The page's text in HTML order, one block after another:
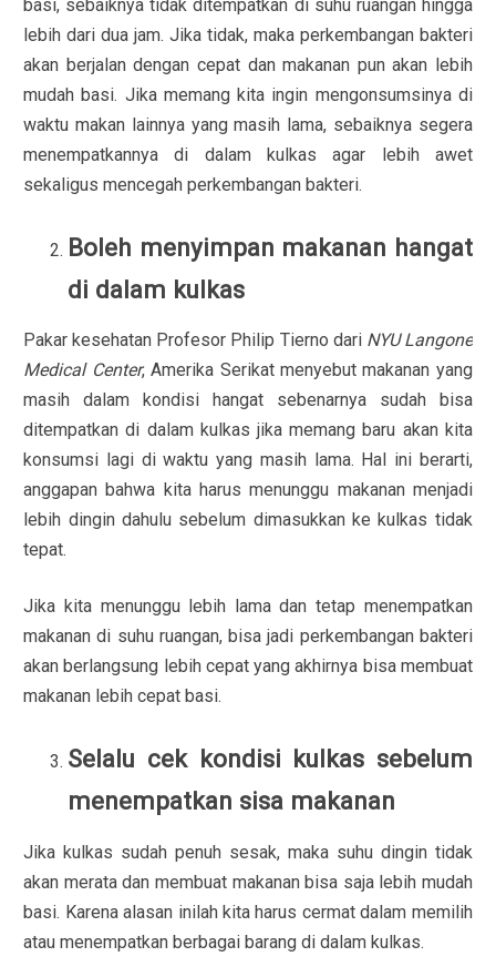
basi, sebaiknya tidak ditempatkan di suhu ruangan hingga
lebih dari dua jam. Jika tidak, maka perkembangan bakteri
akan berjalan dengan cepat dan makanan pun akan lebih
mudah basi. Jika memang kita ingin mengonsumsinya di
waktu makan lainnya yang masih lama, sebaiknya segera
menempatkannya di dalam kulkas agar lebih awet
sekaligus mencegah perkembangan bakteri.
Boleh menyimpan makanan hangat
di dalam kulkas
Pakar kesehatan Profesor Philip Tierno dari NYU Langone
Medical Center, Amerika Serikat menyebut makanan yang
masih dalam kondisi hangat sebenarnya sudah bisa
ditempatkan di dalam kulkas jika memang baru akan kita
konsumsi lagi di waktu yang masih lama. Hal ini berarti,
anggapan bahwa kita harus menunggu makanan menjadi
lebih dingin dahulu sebelum dimasukkan ke kulkas tidak
tepat.
Jika kita menunggu lebih lama dan tetap menempatkan
makanan di suhu ruangan, bisa jadi perkembangan bakteri
akan berlangsung lebih cepat yang akhirnya bisa membuat
makanan lebih cepat basi.
Selalu cek kondisi kulkas sebelum
menempatkan sisa makanan
Jika kulkas sudah penuh sesak, maka suhu dingin tidak
akan merata dan membuat makanan bisa saja lebih mudah
basi. Karena alasan inilah kita harus cermat dalam memilih
atau menempatkan berbagai barang di dalam kulkas.